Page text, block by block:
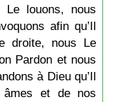
louons, nous
afin qu’Il
droite, nous Le
Pardon et nous
à Dieu qu’Il
et de nos